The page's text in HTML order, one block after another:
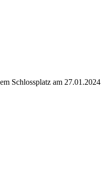
Schlossplatz am 27.01.2024